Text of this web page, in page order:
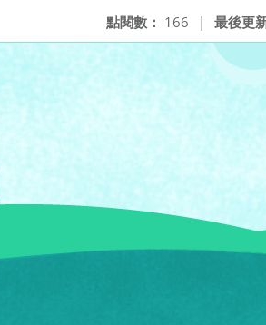
最後更
點閱數： 166 |